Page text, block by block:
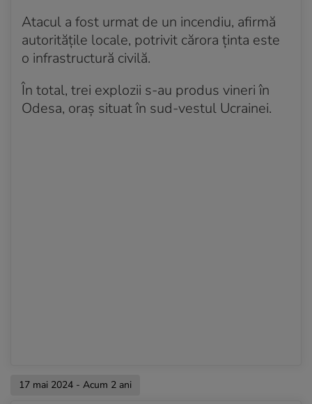
Atacul a fost urmat de un incendiu, afirmă
autoritățile locale, potrivit cărora ținta este
o infrastructură civilă.
În total, trei explozii s-au produs vineri în
Odesa, oraș situat în sud-vestul Ucrainei.
17 mai 2024 - Acum 2 ani